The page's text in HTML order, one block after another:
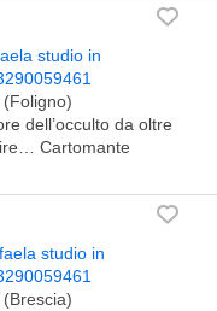
studio in
dell’occulto da oltre
Cartomante
studio in